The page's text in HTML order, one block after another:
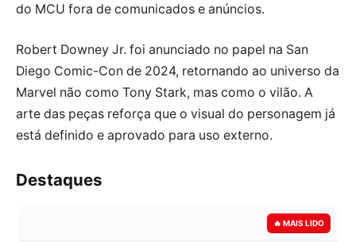
do MCU fora de comunicados e anúncios.
Robert Downey Jr. foi anunciado no papel na San
Diego Comic-Con de 2024, retornando ao universo da
Marvel não como Tony Stark, mas como o vilão. A
arte das peças reforça que o visual do personagem já
está definido e aprovado para uso externo.
Destaques